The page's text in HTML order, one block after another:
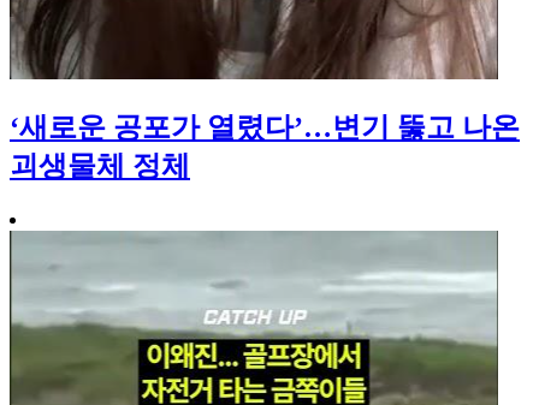
‘새로운 공포가 열렸다’…변기 뚫고 나온
괴생물체 정체